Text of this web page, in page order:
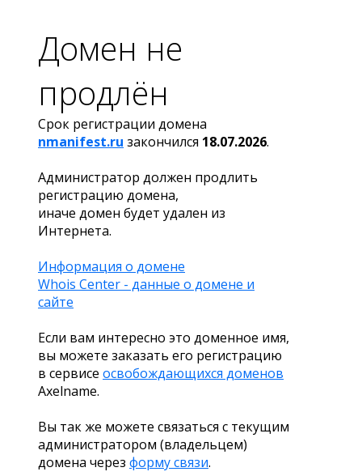
Домен не
продлён
Срок регистрации домена
nmanifest.ru закончился 18.07.2026.
Администратор должен продлить
регистрацию домена,
иначе домен будет удален из
Интернета.
Информация о домене
Whois Center - данные о домене и
сайте
Если вам интересно это доменное имя,
вы можете заказать его регистрацию
в сервисе освобождающихся доменов
Axelname.
Вы так же можете связаться с текущим
администратором (владельцем)
домена через форму связи.